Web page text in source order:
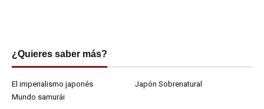
¿Quieres saber más?
El imperialismo japonés
Japón Sobrenatural
Mundo samurái